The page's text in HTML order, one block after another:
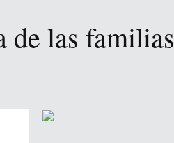
de las familias